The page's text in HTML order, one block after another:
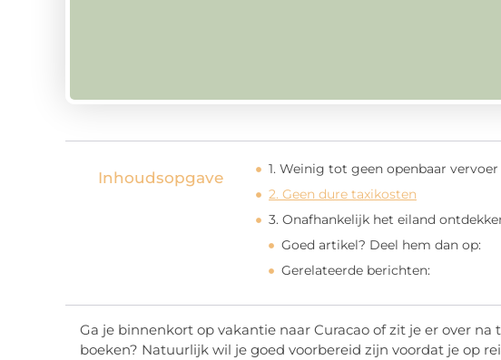
Inhoudsopgave
1. Weinig tot geen openbaar vervoer
2. Geen dure taxikosten
3. Onafhankelijk het eiland
Goed artikel? Deel hem dan op:
Gerelateerde berichten:
Ga je binnenkort op vakantie naar Curacao of zit je er over
boeken? Natuurlijk wil je goed voorbereid zijn voordat je op